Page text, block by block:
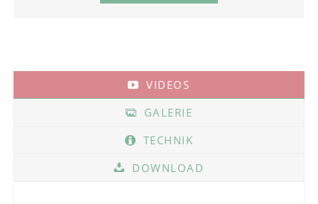
VIDEOS
GALERIE
TECHNIK
DOWNLOAD